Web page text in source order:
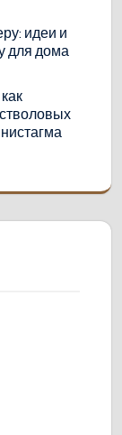
идеи и
для дома